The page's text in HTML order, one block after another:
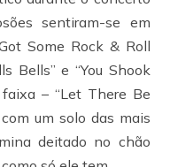
sentiram-se em
Some Rock & Roll
Bells” e “You Shook
– “Let There Be
um solo das mais
deitado no chão